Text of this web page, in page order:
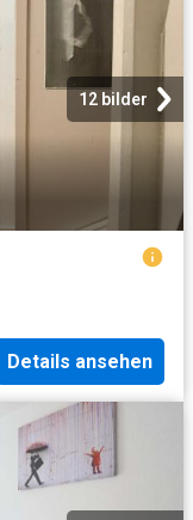
12 bilder
Details ansehen